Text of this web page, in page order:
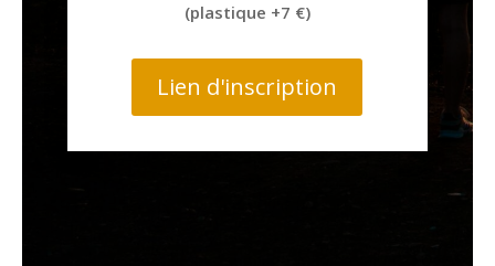
(plastique +7 €)
Lien d'inscription